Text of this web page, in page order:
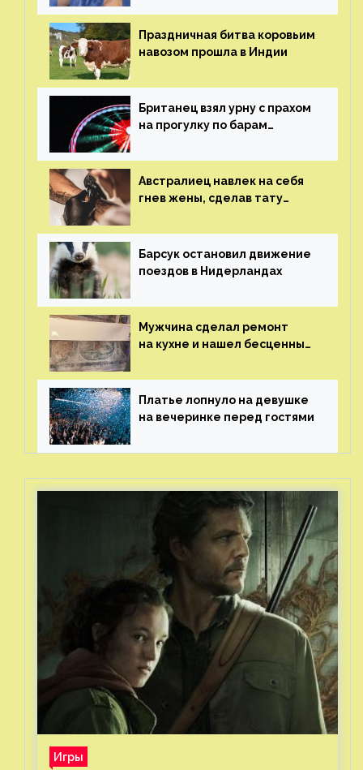
Праздничная битва коровьим
навозом прошла в Индии
Британец взял урну с прахом
на прогулку по барам
Австралиец навлек на себя
гнев жены, сделав тату
Барсук остановил движение
поездов в Нидерландах
Мужчина сделал ремонт
на кухне и нашел бесценные
Платье лопнуло на девушке
на вечеринке перед гостями
Игры